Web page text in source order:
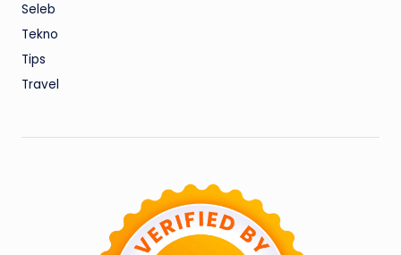
Seleb
Tekno
Tips
Travel